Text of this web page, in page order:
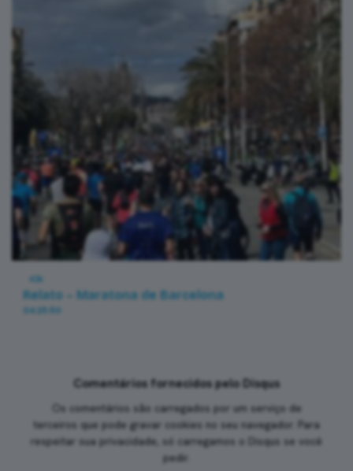
42k
Relato – Maratona de Barcelona
04:25:50
Comentários fornecidos pelo Disqus
Os comentários são carregados por um serviço de
terceiros que pode gravar cookies no seu navegador. Para
respeitar sua privacidade, só carregamos o Disqus se você
pedir.